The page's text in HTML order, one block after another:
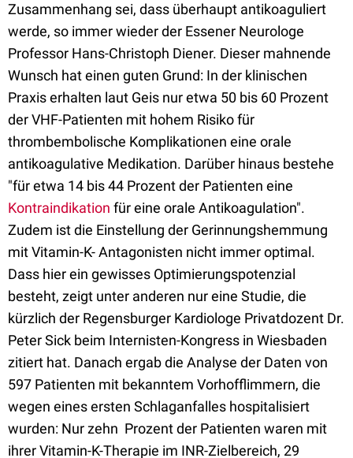
Zusammenhang sei, dass überhaupt antikoaguliert
werde, so immer wieder der Essener Neurologe
Professor Hans-Christoph Diener. Dieser mahnende
Wunsch hat einen guten Grund: In der klinischen
Praxis erhalten laut Geis nur etwa 50 bis 60 Prozent
der VHF-Patienten mit hohem Risiko für
thrombembolische Komplikationen eine orale
antikoagulative Medikation. Darüber hinaus bestehe
"für etwa 14 bis 44 Prozent der Patienten eine
Kontraindikation für eine orale Antikoagulation".
Zudem ist die Einstellung der Gerinnungshemmung
mit Vitamin-K- Antagonisten nicht immer optimal.
Dass hier ein gewisses Optimierungspotenzial
besteht, zeigt unter anderen nur eine Studie, die
kürzlich der Regensburger Kardiologe Privatdozent Dr.
Peter Sick beim Internisten-Kongress in Wiesbaden
zitiert hat. Danach ergab die Analyse der Daten von
597 Patienten mit bekanntem Vorhofflimmern, die
wegen eines ersten Schlaganfalles hospitalisiert
wurden: Nur zehn Prozent der Patienten waren mit
ihrer Vitamin-K-Therapie im INR-Zielbereich, 29